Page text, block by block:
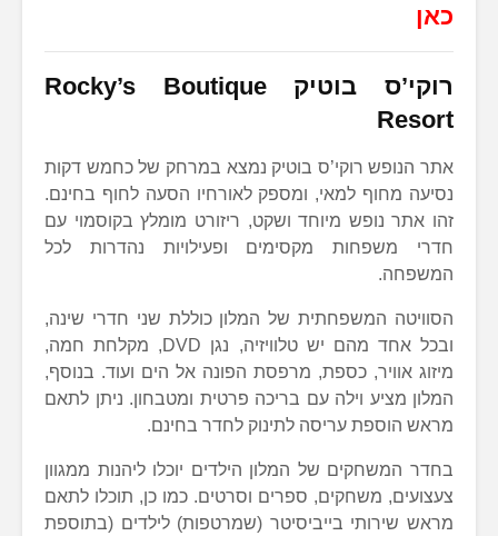
כאן
רוקי’ס בוטיק Rocky’s Boutique
Resort
אתר הנופש רוקי’ס בוטיק נמצא במרחק של כחמש דקות
נסיעה מחוף למאי, ומספק לאורחיו הסעה לחוף בחינם.
זהו אתר נופש מיוחד ושקט, ריזורט מומלץ בקוסמוי עם
חדרי משפחות מקסימים ופעילויות נהדרות לכל
המשפחה.
הסוויטה המשפחתית של המלון כוללת שני חדרי שינה,
ובכל אחד מהם יש טלוויזיה, נגן DVD, מקלחת חמה,
מיזוג אוויר, כספת, מרפסת הפונה אל הים ועוד. בנוסף,
המלון מציע וילה עם בריכה פרטית ומטבחון. ניתן לתאם
מראש הוספת עריסה לתינוק לחדר בחינם.
בחדר המשחקים של המלון הילדים יוכלו ליהנות ממגוון
צעצועים, משחקים, ספרים וסרטים. כמו כן, תוכלו לתאם
מראש שירותי בייביסיטר (שמרטפות) לילדים (בתוספת